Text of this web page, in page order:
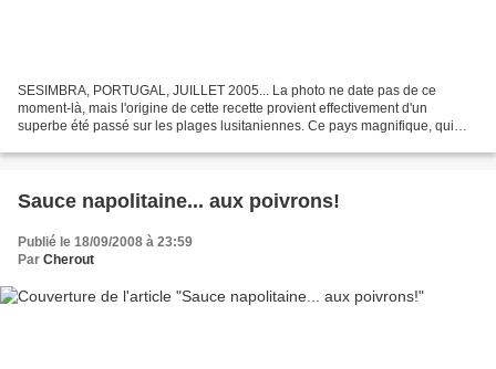
SESIMBRA, PORTUGAL, JUILLET 2005... La photo ne date pas de ce
moment-là, mais l'origine de cette recette provient effectivement d'un
superbe été passé sur les plages lusitaniennes. Ce pays magnifique, qui
Sauce napolitaine... aux poivrons!
Publié le 18/09/2008 à 23:59
Par Cherout